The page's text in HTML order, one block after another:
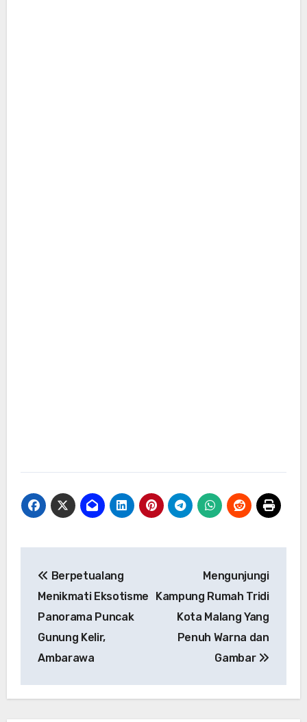
pos
Berpetualang
Menikmati Eksotisme
Panorama Puncak
Gunung Kelir,
Ambarawa
Mengunjungi
Kampung Rumah Tridi
Kota Malang Yang
Penuh Warna dan
Gambar